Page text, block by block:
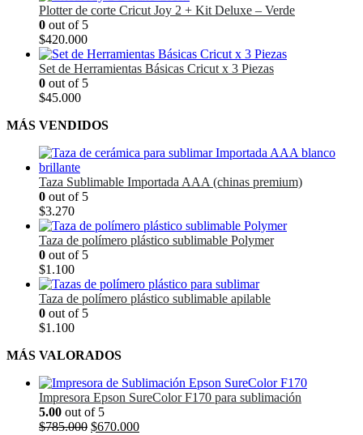
Plotter de corte Cricut Joy 2 + Kit Deluxe – Verde
0 out of 5
$420.000
Set de Herramientas Básicas Cricut x 3 Piezas
0 out of 5
$45.000
MÁS VENDIDOS
Taza Sublimable Importada AAA (chinas premium)
0 out of 5
$3.270
Taza de polímero plástico sublimable Polymer
0 out of 5
$1.100
Taza de polímero plástico sublimable apilable
0 out of 5
$1.100
MÁS VALORADOS
Impresora Epson SureColor F170 para sublimación
5.00 out of 5
$785.000 El
$670.000El